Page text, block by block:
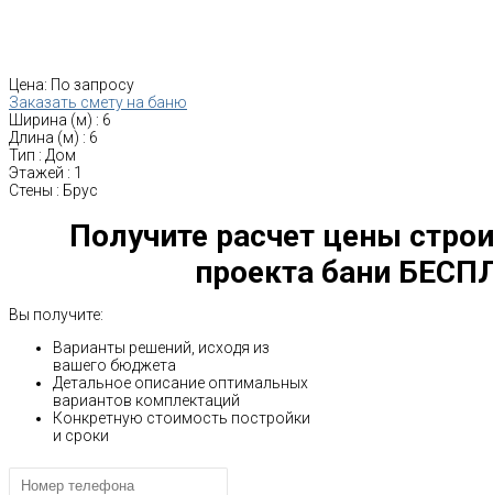
Цена: По запросу
Заказать смету на баню
Ширина (м) : 6
Длина (м) : 6
Тип : Дом
Этажей : 1
Стены : Брус
Получите расчет цены
проекта бани
Вы получите:
Варианты решений, исходя из
вашего бюджета
Детальное описание оптимальных
вариантов комплектаций
Конкретную стоимость постройки
и сроки